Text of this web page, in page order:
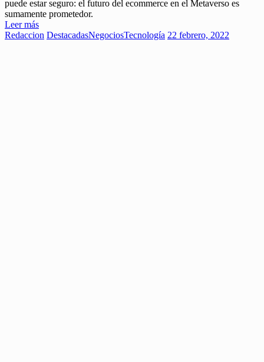
puede estar seguro: el futuro del ecommerce en el Metaverso es
sumamente prometedor.
Leer más
Redaccion DestacadasNegociosTecnología 22 febrero, 2022